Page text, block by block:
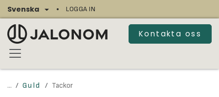
Hoppa till innehåll
Svenska LOGGA IN
Kontakta oss
... Guld Tackor